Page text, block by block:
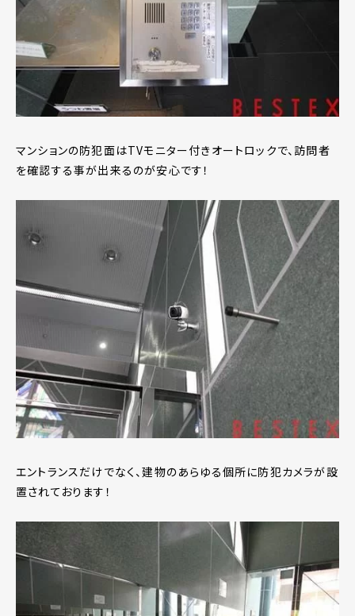
マンションの防犯面はTVモニター付きオートロックで、訪問者
を確認する事が出来るのが安心です！
エントランスだけでなく、建物のあらゆる個所に防犯カメラが設
置されております！